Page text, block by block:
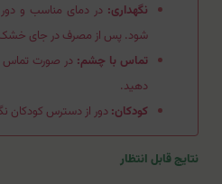
نگهداری: در دمای مناسب و دور
شود. پس از مصرف در جای خشک
تماس با چشم: در صورت تماس
دهید.
کودکان:دور از دسترس کودکان
نتایج قابل انتظار